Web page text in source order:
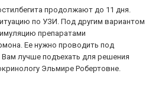
продолжают до 11 дня.
по УЗИ. Под другим вариантом
препаратами
Ее нужно проводить под
лучше подъехать для решения
Эльмире Робертовне.